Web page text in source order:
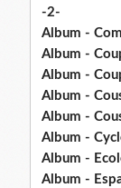
-2-
Album -
Album -
Album -
Album -
Album -
Album -
Album -
Album -